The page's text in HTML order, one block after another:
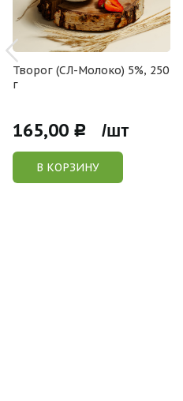
Творог (СЛ-Молоко) 5%, 250
г
165,00 Р /шт
В КОРЗИНУ